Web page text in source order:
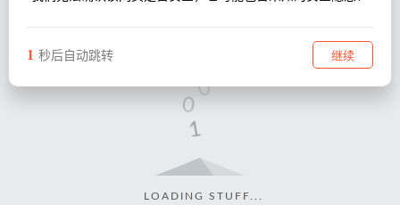
LOADING STUFF...
1 秒后自动跳转 继续